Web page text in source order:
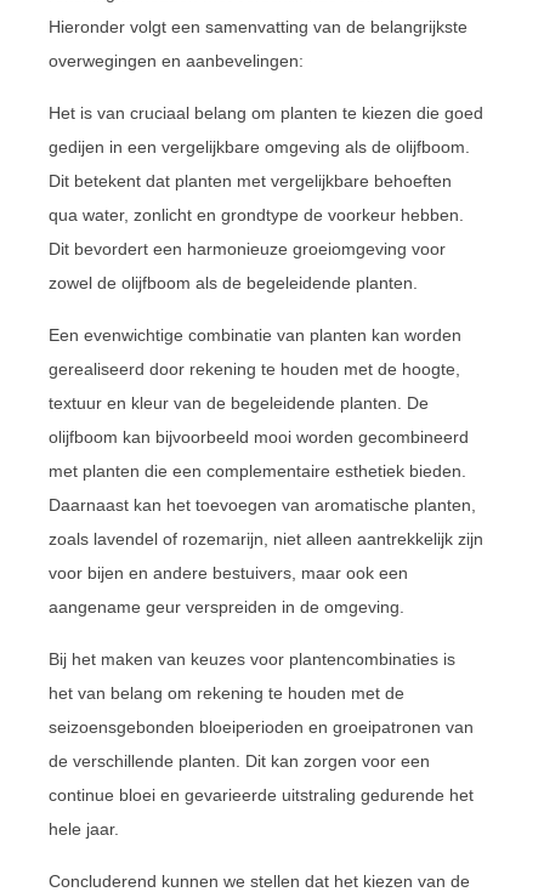
Hieronder volgt een samenvatting van de belangrijkste
overwegingen en aanbevelingen:
Het is van cruciaal belang om planten te kiezen die goed
gedijen in een vergelijkbare omgeving als de olijfboom.
Dit betekent dat planten met vergelijkbare behoeften
qua water, zonlicht en grondtype de voorkeur hebben.
Dit bevordert een harmonieuze groeiomgeving voor
zowel de olijfboom als de begeleidende planten.
Een evenwichtige combinatie van planten kan worden
gerealiseerd door rekening te houden met de hoogte,
textuur en kleur van de begeleidende planten. De
olijfboom kan bijvoorbeeld mooi worden gecombineerd
met planten die een complementaire esthetiek bieden.
Daarnaast kan het toevoegen van aromatische planten,
zoals lavendel of rozemarijn, niet alleen aantrekkelijk zijn
voor bijen en andere bestuivers, maar ook een
aangename geur verspreiden in de omgeving.
Bij het maken van keuzes voor plantencombinaties is
het van belang om rekening te houden met de
seizoensgebonden bloeiperioden en groeipatronen van
de verschillende planten. Dit kan zorgen voor een
continue bloei en gevarieerde uitstraling gedurende het
hele jaar.
Concluderend kunnen we stellen dat het kiezen van de